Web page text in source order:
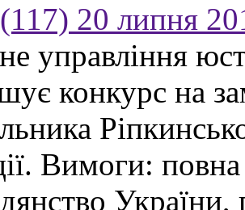
20 липня
управління
конкурс на
Вимоги: